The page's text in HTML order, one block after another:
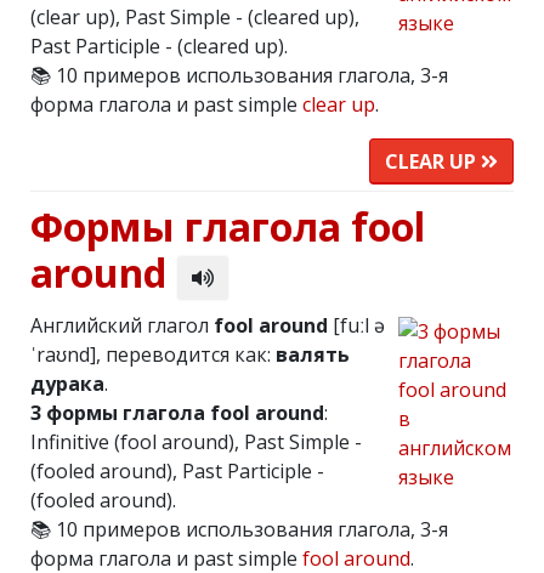
(clear up), Past Simple - (cleared up),
Past Participle - (cleared up).
📚 10 примеров использования глагола, 3-я
форма глагола и past simple clear up.
CLEAR UP
Формы глагола fool
around
Английский глагол fool around [fuːl ə
ˈraʊnd], переводится как: валять
дурака.
3 формы глагола fool around:
Infinitive (fool around), Past Simple -
(fooled around), Past Participle -
(fooled around).
📚 10 примеров использования глагола, 3-я
форма глагола и past simple fool around.